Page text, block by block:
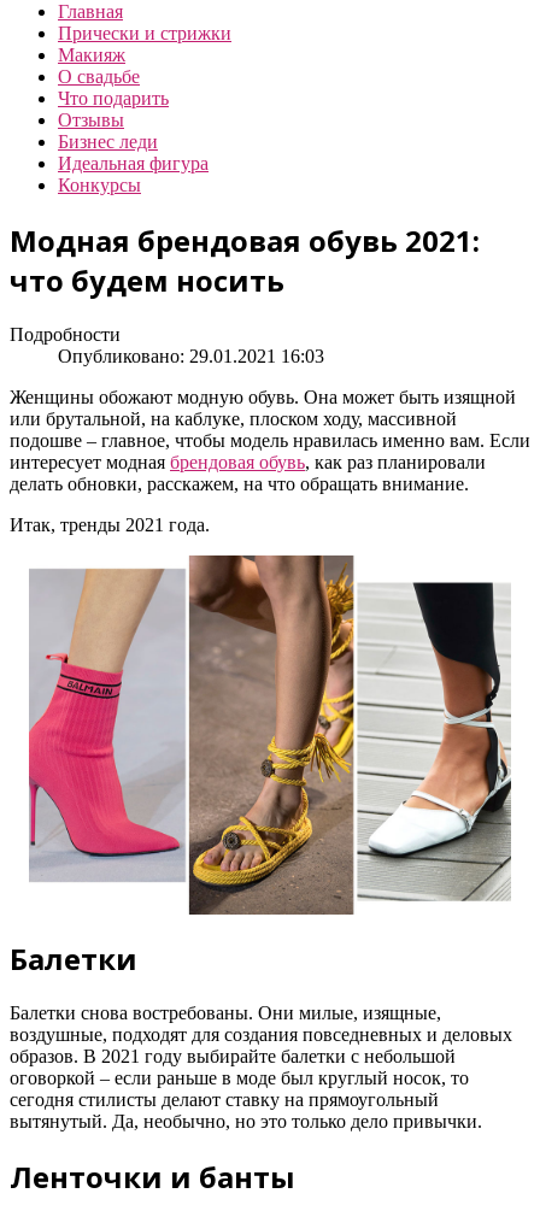
Главная
Прически и стрижки
Макияж
О свадьбе
Что подарить
Отзывы
Бизнес леди
Идеальная фигура
Конкурсы
Модная брендовая обувь 2021:
что будем носить
Подробности
Опубликовано: 29.01.2021 16:03
Женщины обожают модную обувь. Она может быть изящной
или брутальной, на каблуке, плоском ходу, массивной
подошве – главное, чтобы модель нравилась именно вам. Если
интересует модная брендовая обувь, как раз планировали
делать обновки, расскажем, на что обращать внимание.
Итак, тренды 2021 года.
Балетки
Балетки снова востребованы. Они милые, изящные,
воздушные, подходят для создания повседневных и деловых
образов. В 2021 году выбирайте балетки с небольшой
оговоркой – если раньше в моде был круглый носок, то
сегодня стилисты делают ставку на прямоугольный
вытянутый. Да, необычно, но это только дело привычки.
Ленточки и банты